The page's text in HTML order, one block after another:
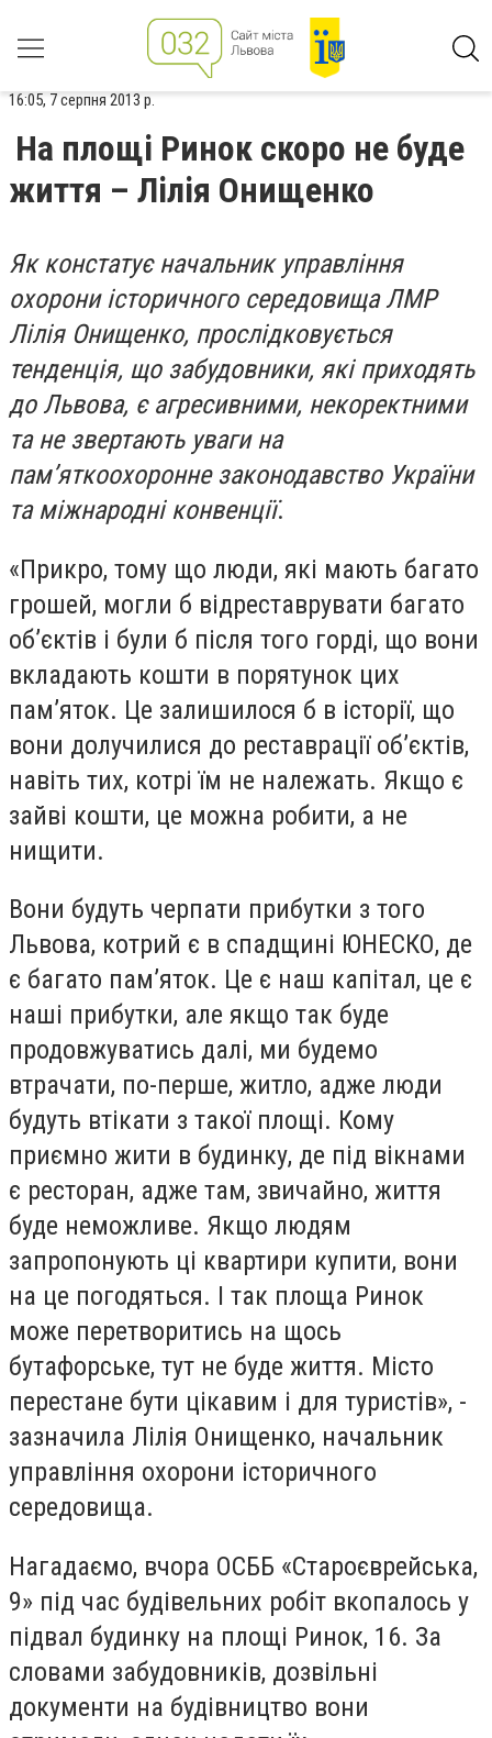
16:05, 7 серпня 2013 р.
На площі Ринок скоро не буде
життя – Лілія Онищенко
Як констатує начальник управління
охорони історичного середовища ЛМР
Лілія Онищенко, прослідковується
тенденція, що забудовники, які приходять
до Львова, є агресивними, некоректними
та не звертають уваги на
пам’яткоохоронне законодавство України
та міжнародні конвенції.
«Прикро, тому що люди, які мають багато
грошей, могли б відреставрувати багато
об’єктів і були б після того горді, що вони
вкладають кошти в порятунок цих
пам’яток. Це залишилося б в історії, що
вони долучилися до реставрації об’єктів,
навіть тих, котрі їм не належать. Якщо є
зайві кошти, це можна робити, а не
нищити.
Вони будуть черпати прибутки з того
Львова, котрий є в спадщині ЮНЕСКО, де
є багато пам’яток. Це є наш капітал, це є
наші прибутки, але якщо так буде
продовжуватись далі, ми будемо
втрачати, по-перше, житло, адже люди
будуть втікати з такої площі. Кому
приємно жити в будинку, де під вікнами
є ресторан, адже там, звичайно, життя
буде неможливе. Якщо людям
запропонують ці квартири купити, вони
на це погодяться. І так площа Ринок
може перетворитись на щось
бутафорське, тут не буде життя. Місто
перестане бути цікавим і для туристів», -
зазначила Лілія Онищенко, начальник
управління охорони історичного
середовища.
Нагадаємо, вчора ОСББ «Староєврейська,
9» під час будівельних робіт вкопалось у
підвал будинку на площі Ринок, 16. За
словами забудовників, дозвільні
документи на будівництво вони